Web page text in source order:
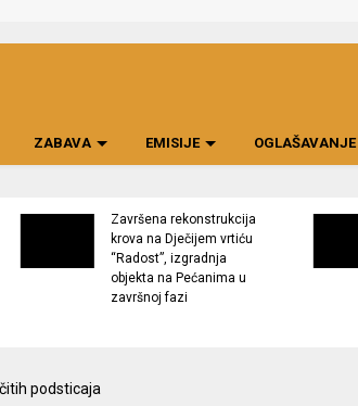
ZABAVA EMISIJE OGLAŠAVANJE
Završena rekonstrukcija
krova na Dječijem vrtiću
“Radost”, izgradnja
objekta na Pećanima u
završnoj fazi